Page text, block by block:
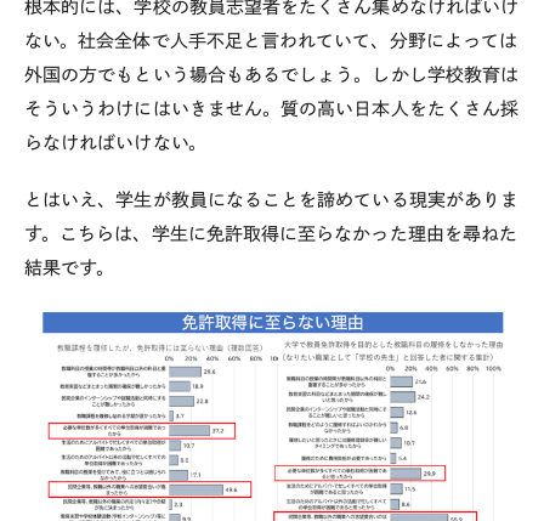
根本的には、学校の教員志望者をたくさん集めなければいけ
ない。社会全体で人手不足と言われていて、分野によっては
外国の方でもという場合もあるでしょう。しかし学校教育は
そういうわけにはいきません。質の高い日本人をたくさん採
らなければいけない。
とはいえ、学生が教員になることを諦めている現実がありま
す。こちらは、学生に免許取得に至らなかった理由を尋ねた
結果です。